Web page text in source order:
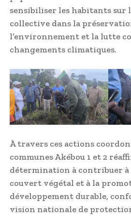
sensibiliser les habitants sur
collective dans la
l’environnement et la lutte
changements climatiques.
À travers ces actions
communes Akébou 1 et 2
détermination à contribuer
couvert végétal et à la
développement durable,
vision nationale de